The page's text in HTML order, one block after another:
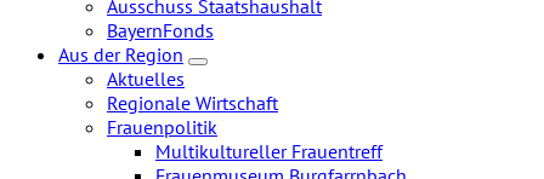
Ausschuss Staatshaushalt
BayernFonds
Aus der Region
Zeige
Aktuelles
Regionale Wirtschaft
Frauenpolitik
Multikultureller Frauentreff